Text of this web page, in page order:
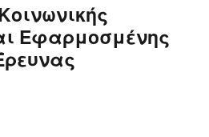
Εφαρμοσμένης